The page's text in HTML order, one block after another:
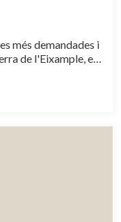
més demandades i
de l'Eixample, es
comoditat i una
Barcelona.
per a aprofitar
atractiva